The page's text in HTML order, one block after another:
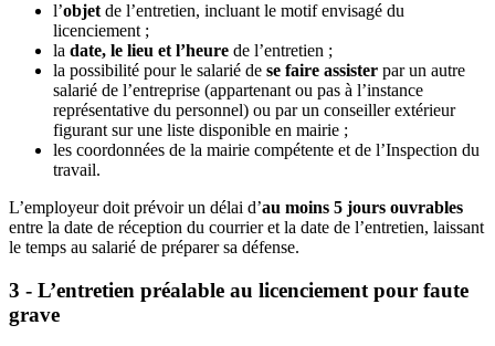
l’objet de l’entretien, incluant le motif envisagé du
licenciement ;
la date, le lieu et l’heure de l’entretien ;
la possibilité pour le salarié de se faire assister par un autre
salarié de l’entreprise (appartenant ou pas à l’instance
représentative du personnel) ou par un conseiller extérieur
figurant sur une liste disponible en mairie ;
les coordonnées de la mairie compétente et de l’Inspection du
travail.
L’employeur doit prévoir un délai d’au moins 5 jours ouvrables
entre la date de réception du courrier et la date de l’entretien, laissant
le temps au salarié de préparer sa défense.
3 - L’entretien préalable au licenciement pour faute
grave